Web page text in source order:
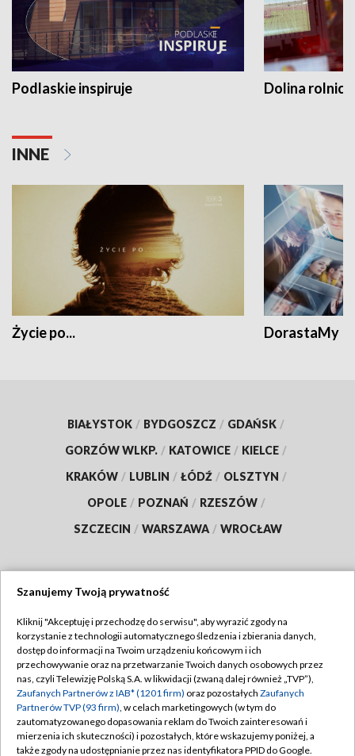
Podlaskie inspiruje Dolina
INNE
Życie po... DorastaMy
BIAŁYSTOK / BYDGOSZCZ / GDAŃSK /
GORZÓW WLKP. / KATOWICE / KIELCE /
KRAKÓW / LUBLIN / ŁÓDŹ / OLSZTYN /
OPOLE / POZNAŃ / RZESZÓW /
SZCZECIN / WARSZAWA / WROCŁAW
TVP
Abonament TVP
Emisja w TVP
Centrum informacji TVP
Naziemna Telewizja Cyfrowa
Regulamin TVP
Polityka prywatności
Moje zgody
Pomoc
Szanujemy Twoją prywatność
Kliknij "Akceptuję i przechodzę do serwisu", aby wyrazić zgody na
korzystanie z technologii automatycznego śledzenia i zbierania danych,
dostęp do informacji na Twoim urządzeniu końcowym i ich
przechowywanie oraz na przetwarzanie Twoich danych osobowych przez
nas, czyli Telewizję Polską S.A. w likwidacji (zwaną dalej również „TVP”),
Zaufanych Partnerów z IAB* (1201 firm) oraz pozostałych Zaufanych
Partnerów TVP (93 firm), w celach marketingowych (w tym do
zautomatyzowanego dopasowania reklam do Twoich zainteresowań i
mierzenia ich skuteczności) i pozostałych, które wskazujemy poniżej, a
także zgody na udostępnianie przez nas identyfikatora PPID do Google.